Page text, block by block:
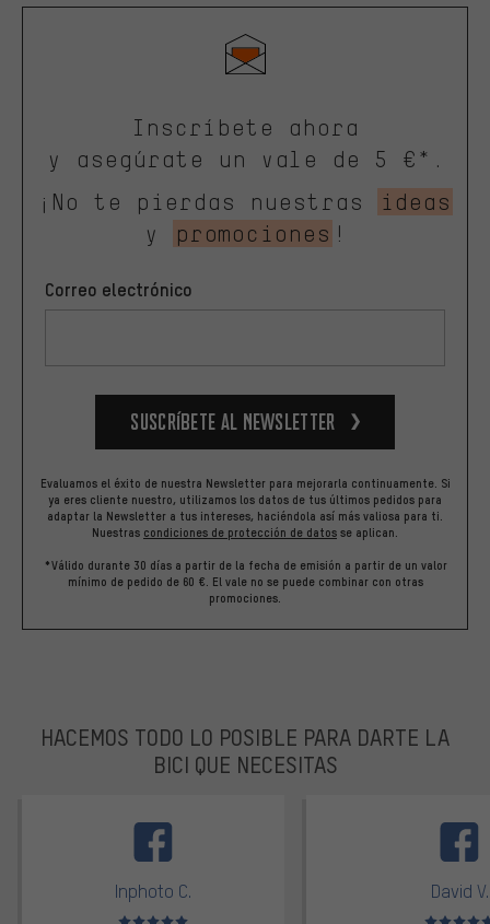
Inscríbete ahora
y asegúrate un vale de 5 €*.
¡No te pierdas nuestras
ideas
y
promociones !
Correo electrónico
Suscríbete al newsletter
Evaluamos el éxito de nuestra Newsletter para mejorarla continuamente. Si
ya eres cliente nuestro, utilizamos los datos de tus últimos pedidos para
adaptar la Newsletter a tus intereses, haciéndola así más valiosa para ti.
Nuestras condiciones de protección de datos se aplican.
*Válido durante 30 días a partir de la fecha de emisión a partir de un valor
mínimo de pedido de 60 €. El vale no se puede combinar con otras
promociones.
HACEMOS TODO LO POSIBLE PARA DARTE LA
BICI QUE NECESITAS
Inphoto C.
Valoración media: 5 de 5
David V.
Valoración